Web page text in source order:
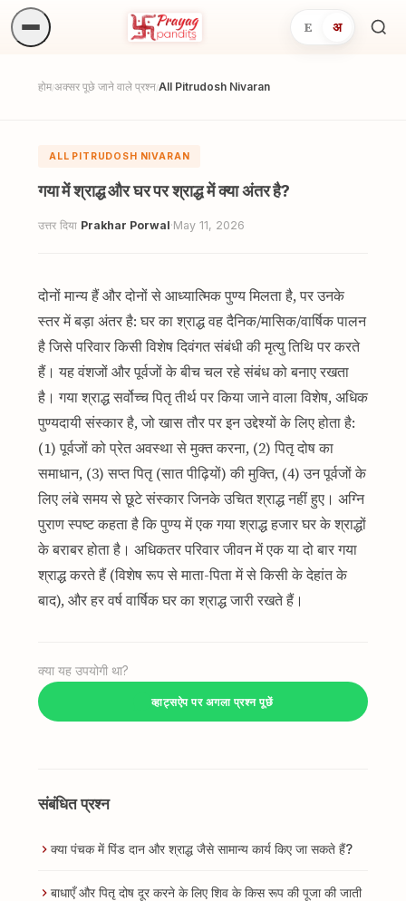
E अ
होम/अक्सर पूछे जाने वाले प्रश्न/All Pitrudosh Nivaran
ALL PITRUDOSH NIVARAN
गया में श्राद्ध और घर पर श्राद्ध में क्या अंतर है?
उत्तर दिया Prakhar Porwal·May 11, 2026
दोनों मान्य हैं और दोनों से आध्यात्मिक पुण्य मिलता है, पर उनके
स्तर में बड़ा अंतर है: घर का श्राद्ध वह दैनिक/मासिक/वार्षिक पालन
है जिसे परिवार किसी विशेष दिवंगत संबंधी की मृत्यु तिथि पर करते
हैं। यह वंशजों और पूर्वजों के बीच चल रहे संबंध को बनाए रखता
है। गया श्राद्ध सर्वोच्च पितृ तीर्थ पर किया जाने वाला विशेष, अधिक
पुण्यदायी संस्कार है, जो खास तौर पर इन उद्देश्यों के लिए होता है:
(1) पूर्वजों को प्रेत अवस्था से मुक्त करना, (2) पितृ दोष का
समाधान, (3) सप्त पितृ (सात पीढ़ियों) की मुक्ति, (4) उन पूर्वजों के
लिए लंबे समय से छूटे संस्कार जिनके उचित श्राद्ध नहीं हुए। अग्नि
पुराण स्पष्ट कहता है कि पुण्य में एक गया श्राद्ध हजार घर के श्राद्धों
के बराबर होता है। अधिकतर परिवार जीवन में एक या दो बार गया
श्राद्ध करते हैं (विशेष रूप से माता-पिता में से किसी के देहांत के
बाद), और हर वर्ष वार्षिक घर का श्राद्ध जारी रखते हैं।
क्या यह उपयोगी था?
व्हाट्सऐप पर अगला प्रश्न पूछें
संबंधित प्रश्न
क्या पंचक में पिंड दान और श्राद्ध जैसे सामान्य कार्य किए जा सकते हैं?
बाधाएँ और पितृ दोष दूर करने के लिए शिव के किस रूप की पूजा की जाती